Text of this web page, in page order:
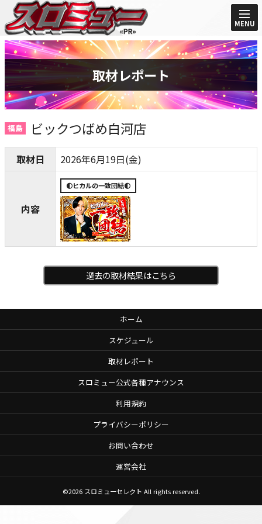
MENU
取材レポート
福島 ビックつばめ白河店
取材日 2026年6月19日(金)
内容
🌓ヒカルの一致団結🌓
過去の取材結果はこちら
ホーム
スケジュール
取材レポート
スロミュー公式各種アナウンス
利用規約
プライバシーポリシー
お問い合わせ
運営会社
©2026 スロミューセレクト All rights reserved.